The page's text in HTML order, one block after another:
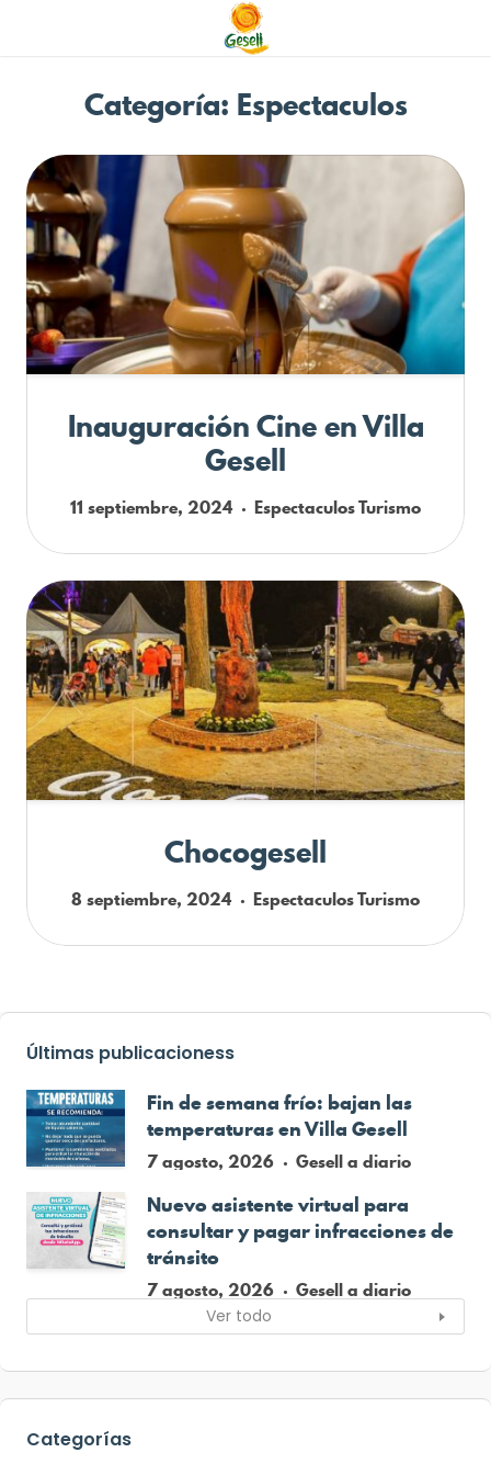
Categoría: Espectaculos
Inauguración Cine en Villa
Gesell
11 septiembre, 2024 EspectaculosTurismo
Chocogesell
8 septiembre, 2024 EspectaculosTurismo
Últimas publicacioness
Fin de semana frío: bajan las
temperaturas en Villa Gesell
7 agosto, 2026 Gesell a diario
Nuevo asistente virtual para
consultar y pagar infracciones de
tránsito
7 agosto, 2026 Gesell a diario
Ver todo
Categorías